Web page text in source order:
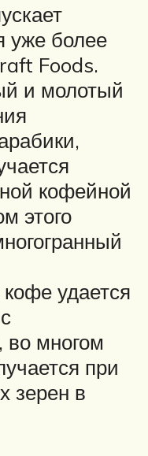
уже более
Foods.
и молотый
кофейной
этого
удается
многом
при
зерен в